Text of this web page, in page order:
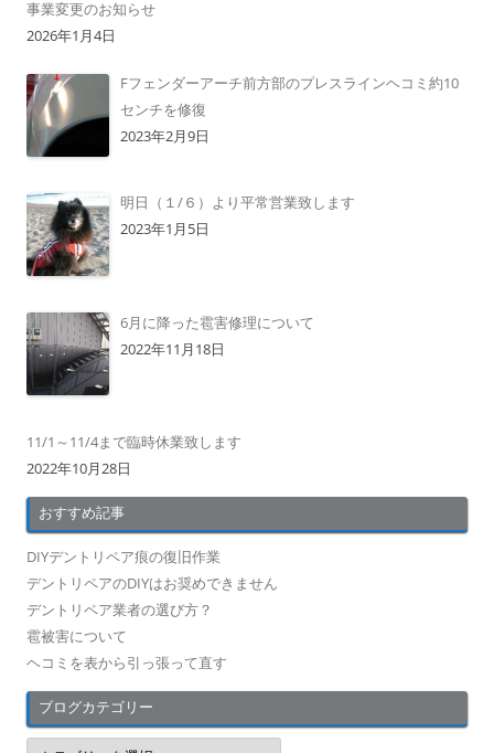
事業変更のお知らせ
2026年1月4日
Fフェンダーアーチ前方部のプレスラインヘコミ約10
センチを修復
2023年2月9日
明日（１/６）より平常営業致します
2023年1月5日
6月に降った雹害修理について
2022年11月18日
11/1～11/4まで臨時休業致します
2022年10月28日
おすすめ記事
DIYデントリペア痕の復旧作業
デントリペアのDIYはお奨めできません
デントリペア業者の選び方？
雹被害について
ヘコミを表から引っ張って直す
ブログカテゴリー
ブ